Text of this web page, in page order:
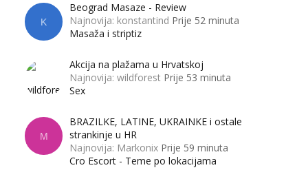
K
Beograd Masaze - Review
Najnovija: konstantind Prije 52 minuta
Masaža i striptiz
Akcija na plažama u Hrvatskoj
Najnovija: wildforest Prije 53 minuta
Sex
M
BRAZILKE, LATINE, UKRAINKE i ostale
strankinje u HR
Najnovija: Markonix Prije 59 minuta
Cro Escort - Teme po lokacijama